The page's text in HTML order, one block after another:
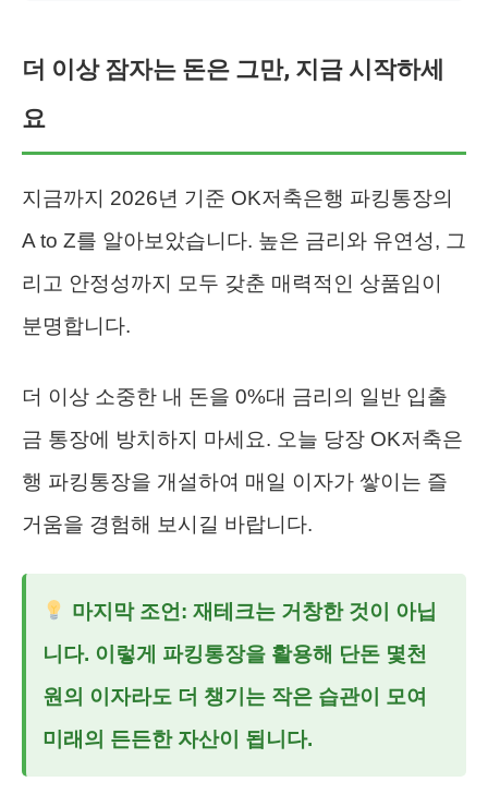
더 이상 잠자는 돈은 그만, 지금 시작하세
요
지금까지 2026년 기준 OK저축은행 파킹통장의
A to Z를 알아보았습니다. 높은 금리와 유연성, 그
리고 안정성까지 모두 갖춘 매력적인 상품임이
분명합니다.
더 이상 소중한 내 돈을 0%대 금리의 일반 입출
금 통장에 방치하지 마세요. 오늘 당장 OK저축은
행 파킹통장을 개설하여 매일 이자가 쌓이는 즐
거움을 경험해 보시길 바랍니다.
마지막 조언: 재테크는 거창한 것이 아닙
니다. 이렇게 파킹통장을 활용해 단돈 몇천
원의 이자라도 더 챙기는 작은 습관이 모여
미래의 든든한 자산이 됩니다.